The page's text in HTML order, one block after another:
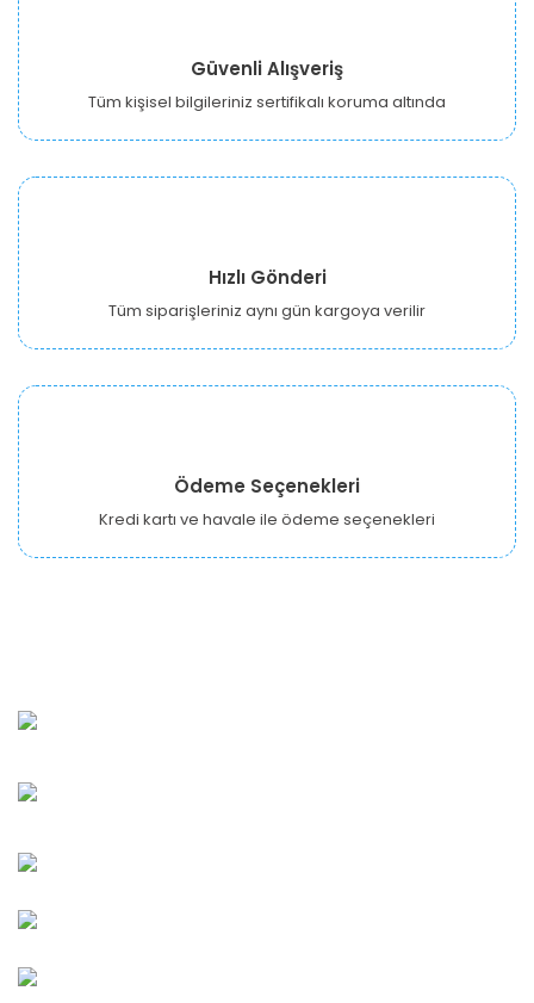
Güvenli Alışveriş
Tüm kişisel bilgileriniz sertifikalı koruma altında
Hızlı Gönderi
Tüm siparişleriniz aynı gün kargoya verilir
Ödeme Seçenekleri
Kredi kartı ve havale ile ödeme seçenekleri